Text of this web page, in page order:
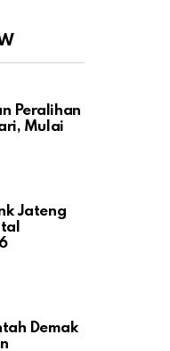
Peralihan
Mulai
Jateng
Demak